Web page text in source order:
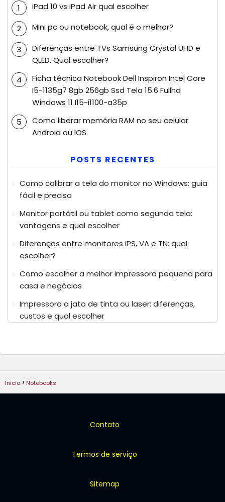
iPad 10 vs iPad Air qual escolher
Mini pc ou notebook, qual é o melhor?
Diferenças entre TVs Samsung Crystal UHD e
QLED. Qual escolher?
Ficha técnica Notebook Dell Inspiron Intel Core
I5-1135g7 8gb 256gb Ssd Tela 15.6 Fullhd
Windows 11 I15-i1100-a35p
Como liberar memória RAM no seu celular
Android ou IOS
POSTS RECENTES
Como calibrar a tela do monitor no Windows: guia
fácil e preciso
Monitor portátil ou tablet como segunda tela:
vantagens e qual escolher
Diferenças entre monitores IPS, VA e TN: qual
escolher?
Como escolher a melhor impressora pequena para
casa e negócios
Impressora a jato de tinta ou laser: diferenças,
custos e qual escolher
Inicio Notebooks
Contato
Termos de serviço
Sitemap